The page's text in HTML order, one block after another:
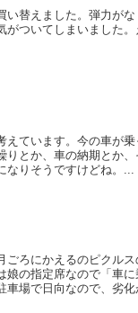
い替えました。弾力が
がついてしまいました
えています。今の車が
りとか、車の納期とか
なりそうですけどね。...
ごろにかえるのピクル
娘の指定席なので「車
場で日向なので、劣化